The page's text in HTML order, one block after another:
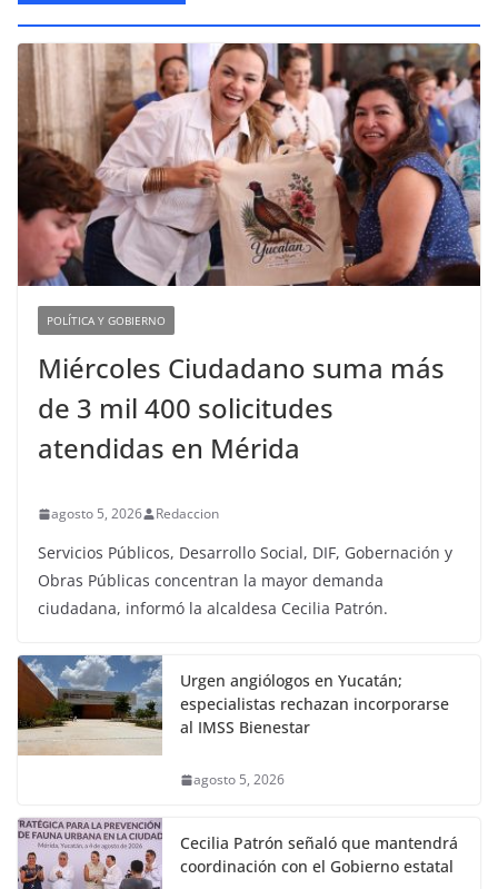
POLÍTICA Y GOBIERNO
Miércoles Ciudadano suma más
de 3 mil 400 solicitudes
atendidas en Mérida
agosto 5, 2026 Redaccion
Servicios Públicos, Desarrollo Social, DIF, Gobernación y
Obras Públicas concentran la mayor demanda
ciudadana, informó la alcaldesa Cecilia Patrón.
Urgen angiólogos en Yucatán;
especialistas rechazan incorporarse
al IMSS Bienestar
agosto 5, 2026
Cecilia Patrón señaló que mantendrá
coordinación con el Gobierno estatal